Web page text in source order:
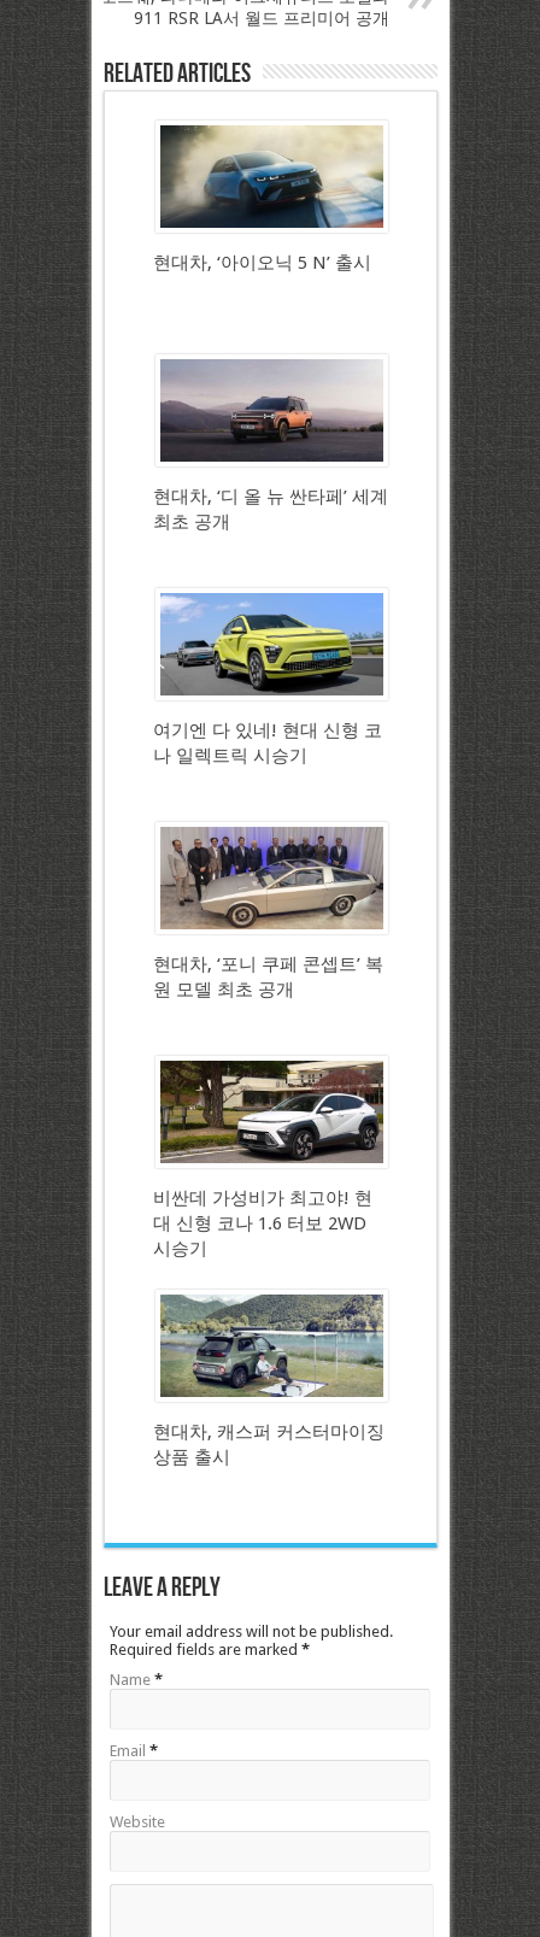
911 RSR LA서 월드 프리미어 공개
Related Articles
현대차, ‘아이오닉 5 N’ 출시
현대차, ‘디 올 뉴 싼타페’ 세계
최초 공개
여기엔 다 있네! 현대 신형 코
나 일렉트릭 시승기
현대차, ‘포니 쿠페 콘셉트’ 복
원 모델 최초 공개
비싼데 가성비가 최고야! 현
대 신형 코나 1.6 터보 2WD
시승기
현대차, 캐스퍼 커스터마이징
상품 출시
Leave a Reply
Your email address will not be published.
Required fields are marked *
Name *
Email *
Website